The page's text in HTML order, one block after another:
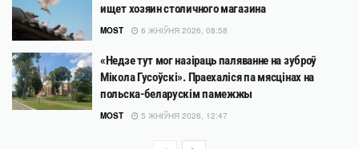
ищет хозяин столичного магазина
MOST 6 ЖНІЎНЯ 2026, 08:58
«Недзе тут мог назіраць паляванне на зуброў
Мікола Гусоўскі». Праехаліся па мясцінах на
польска-беларускім памежжы
MOST 5 ЖНІЎНЯ 2026, 12:47